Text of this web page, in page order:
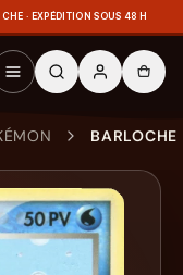
· EXPÉDITION SOUS 48 H
BARLOCHE